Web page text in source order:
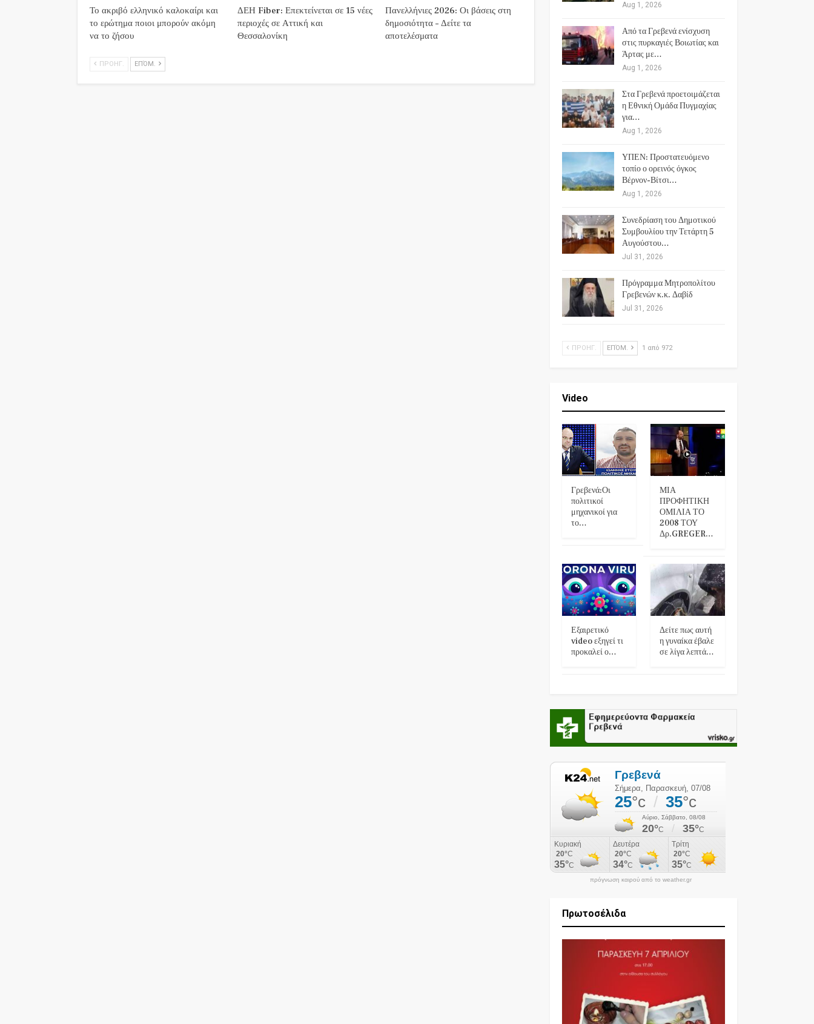
Το ακριβό ελληνικό καλοκαίρι και
το ερώτημα ποιοι μπορούν ακόμη
να το ζήσου
ΔΕΗ Fiber: Επεκτείνεται σε 15 νέες
περιοχές σε Αττική και
Θεσσαλονίκη
Πανελλήνιες 2026: Οι βάσεις στη
δημοσιότητα – Δείτε τα
αποτελέσματα
ΠΡΟΗΓ. ΕΠΌΜ.
Aug 1, 2026
Από τα Γρεβενά ενίσχυση
στις πυρκαγιές Βοιωτίας και
Άρτας με…
Aug 1, 2026
Στα Γρεβενά προετοιμάζεται
η Εθνική Ομάδα Πυγμαχίας
για…
Aug 1, 2026
ΥΠΕΝ: Προστατευόμενο
τοπίο ο ορεινός όγκος
Βέρνον-Βίτσι…
Aug 1, 2026
Συνεδρίαση του Δημοτικού
Συμβουλίου την Τετάρτη 5
Αυγούστου…
Jul 31, 2026
Πρόγραμμα Μητροπολίτου
Γρεβενών κ.κ. Δαβίδ
Jul 31, 2026
ΠΡΟΗΓ. ΕΠΌΜ. 1 από 972
Video
Γρεβενά:Οι
πολιτικοί
μηχανικοί για
το…
ΜΙΑ
ΠΡΟΦΗΤΙΚΗ
ΟΜΙΛΙΑ ΤΟ
2008 ΤΟΥ
Δρ.GREGER…
Εξαιρετικό
video εξηγεί τι
προκαλεί ο…
Δείτε πως αυτή
η γυναίκα έβαλε
σε λίγα λεπτά…
πρόγνωση καιρού από το weather.gr
Πρωτοσέλιδα